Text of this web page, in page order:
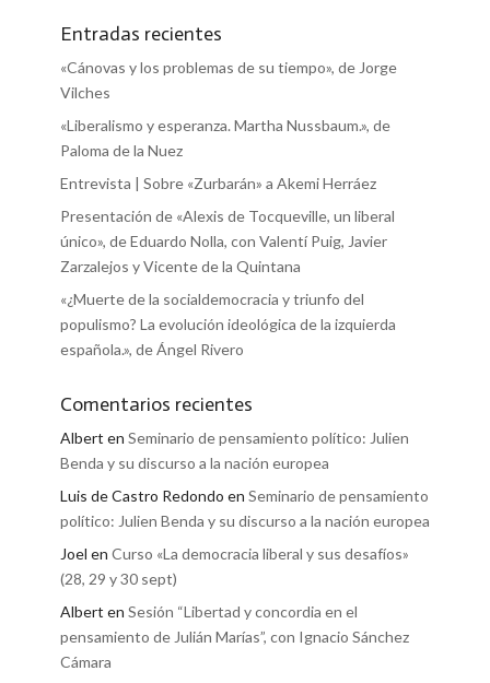
Entradas recientes
«Cánovas y los problemas de su tiempo», de Jorge
Vilches
«Liberalismo y esperanza. Martha Nussbaum.», de
Paloma de la Nuez
Entrevista | Sobre «Zurbarán» a Akemi Herráez
Presentación de «Alexis de Tocqueville, un liberal
único», de Eduardo Nolla, con Valentí Puig, Javier
Zarzalejos y Vicente de la Quintana
«¿Muerte de la socialdemocracia y triunfo del
populismo? La evolución ideológica de la izquierda
española.», de Ángel Rivero
Comentarios recientes
Albert en Seminario de pensamiento político: Julien
Benda y su discurso a la nación europea
Luis de Castro Redondo en Seminario de pensamiento
político: Julien Benda y su discurso a la nación europea
Joel en Curso «La democracia liberal y sus desafíos»
(28, 29 y 30 sept)
Albert en Sesión “Libertad y concordia en el
pensamiento de Julián Marías”, con Ignacio Sánchez
Cámara